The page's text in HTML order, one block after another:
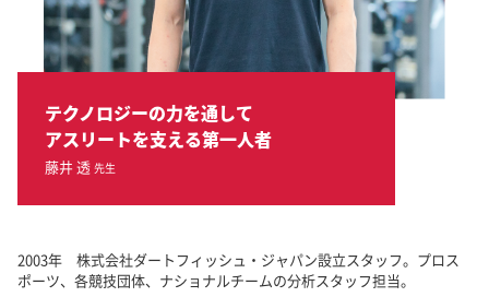
テクノロジーの力を通して
アスリートを支える第一人者
藤井 透 先生
2003年 株式会社ダートフィッシュ・ジャパン設立スタッフ。プロス
ポーツ、各競技団体、ナショナルチームの分析スタッフ担当。